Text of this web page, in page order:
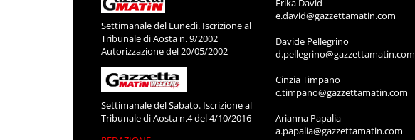
Settimanale del Lunedì. Iscrizione al
Tribunale di Aosta n. 9/2002
Autorizzazione del 20/05/2002
Settimanale del Sabato. Iscrizione al
Tribunale di Aosta n.4 del 4/10/2016
Erika David
e.david@gazzettamatin.com
Davide Pellegrino
d.pellegrino@gazzettamatin.com
Cinzia Timpano
c.timpano@gazzettamatin.com
Arianna Papalia
a.papalia@gazzettamatin.com